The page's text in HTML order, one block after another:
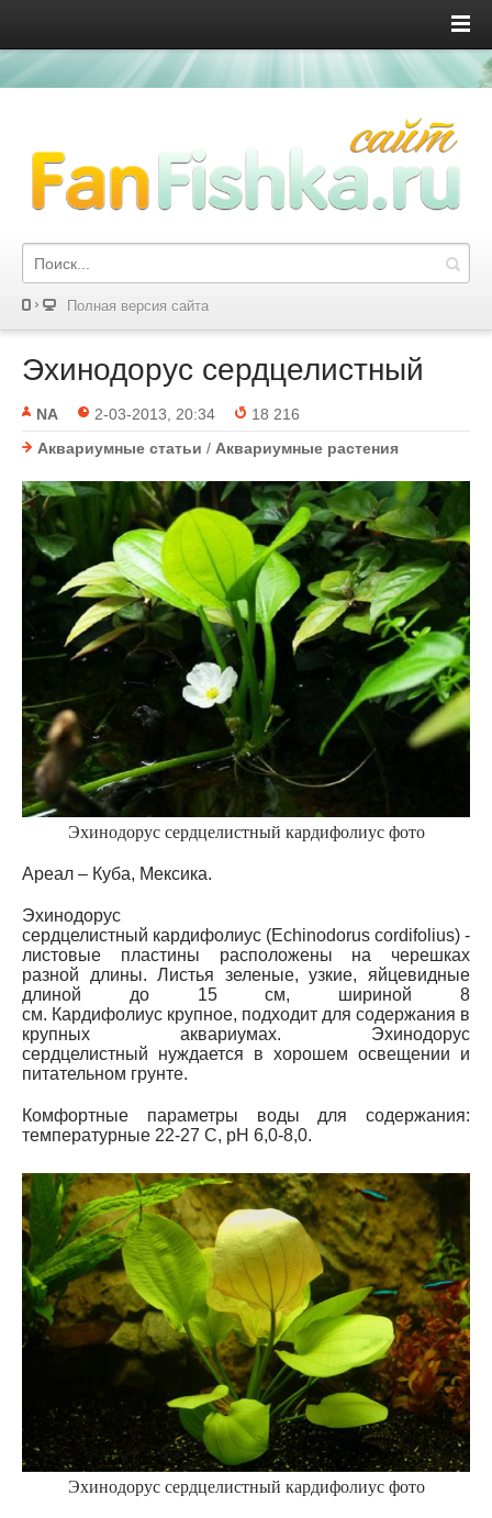
Полная версия сайта
Эхинодорус сердцелистный
NA 2-03-2013, 20:34
18 216
Аквариумные статьи / Аквариумные растения
Эхинодорус сердцелистный кардифолиус фото
Ареал – Куба, Мексика.
Эхинодорус
сердцелистный кардифолиус (Echinodorus cordifolius) -
листовые пластины расположены на черешках
разной длины. Листья зеленые, узкие, яйцевидные
длиной до 15 см, шириной 8
см. Кардифолиус крупное, подходит для содержания в
крупных аквариумах. Эхинодорус
сердцелистный нуждается в хорошем освещении и
питательном грунте.
Комфортные параметры воды для содержания:
температурные 22-27 С, рН 6,0-8,0.
Эхинодорус сердцелистный кардифолиус фото